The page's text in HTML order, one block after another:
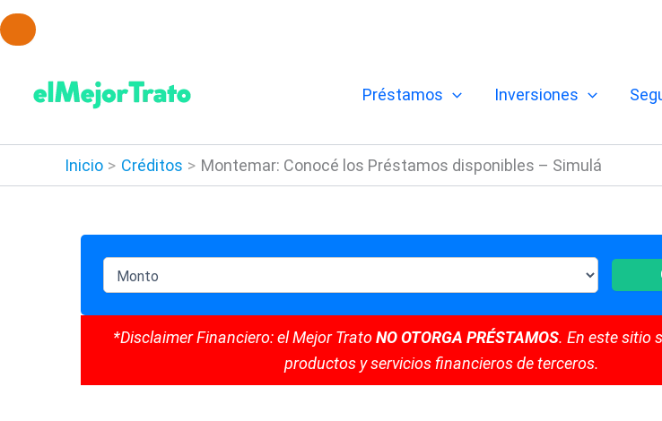
contenido
Préstamos Inversiones
Inicio Créditos Montemar: Conocé los Préstamos disponibles – Simulá
*Disclaimer Financiero: el Mejor TratoNO OTORGA PRÉSTAMOS. En este sitio
productos y servicios financieros de terceros.